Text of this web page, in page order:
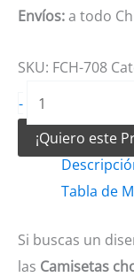
Envíos:a todo
SKU: FCH-708
-
Chocolateras
rosado
¡Quiero este
Tabla de
Si buscas un
las Camisetas